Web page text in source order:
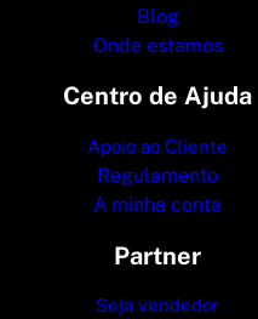
Blog
Onde estamos
Centro de Ajuda
Apoio ao Cliente
Regulamento
A minha conta
Partner
Seja vendedor